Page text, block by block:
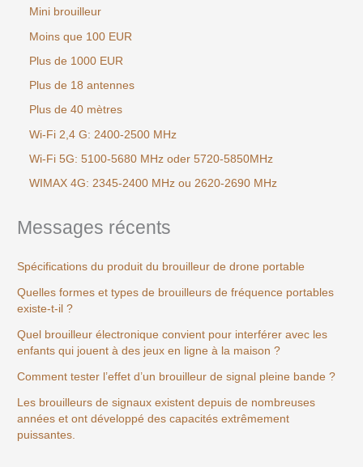
Mini brouilleur
Moins que 100 EUR
Plus de 1000 EUR
Plus de 18 antennes
Plus de 40 mètres
Wi-Fi 2,4 G: 2400-2500 MHz
Wi-Fi 5G: 5100-5680 MHz oder 5720-5850MHz
WIMAX 4G: 2345-2400 MHz ou 2620-2690 MHz
Messages récents
Spécifications du produit du brouilleur de drone portable
Quelles formes et types de brouilleurs de fréquence portables
existe-t-il ?
Quel brouilleur électronique convient pour interférer avec les
enfants qui jouent à des jeux en ligne à la maison ?
Comment tester l’effet d’un brouilleur de signal pleine bande ?
Les brouilleurs de signaux existent depuis de nombreuses
années et ont développé des capacités extrêmement
puissantes.